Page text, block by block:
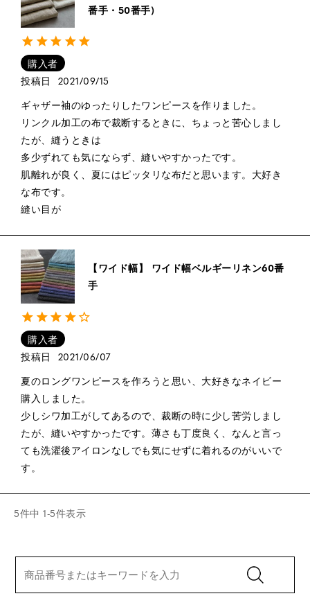
番手・50番手)
購入者
投稿日
2021/09/15
ギャザー袖のゆったりしたワンピースを作りました。
リンクル加工の布で裁断するときに、ちょっと苦心しまし
たが、縫うときは
多少ずれても気にならず、縫いやすかったです。
肌離れが良く、夏にはピッタリな布だと思います。大好き
な布です。
縫い目が
【ワイド幅】 ワイド幅ベルギーリネン60番
手
購入者
投稿日
2021/06/07
夏のロングワンピースを作ろうと思い、大好きなネイビー
購入しました。
少しシワ加工がしてあるので、裁断の時に少し苦労しまし
たが、縫いやすかったです。薄さも丁度良く、なんと言っ
ても洗濯後アイロンなしでも気にせずに着れるのがいいで
す。
5件中 1-5件表示